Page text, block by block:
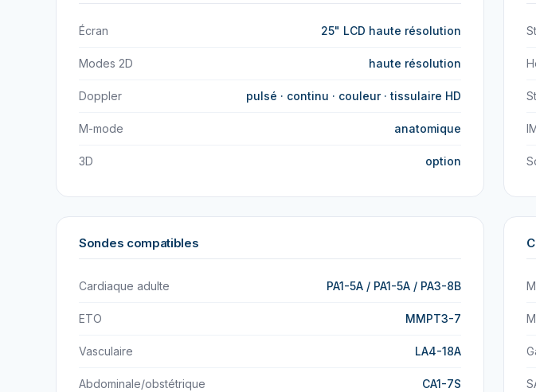
Écran 25" LCD haute résolution
Modes 2D haute résolution
Doppler pulsé · continu · couleur · tissulaire HD
M-mode anatomique
3D option
Sondes compatibles
Cardiaque adulte PA1-5A / PA1-5A / PA3-8B
ETO MMPT3-7
Vasculaire LA4-18A
Abdominale/obstétrique CA1-7S